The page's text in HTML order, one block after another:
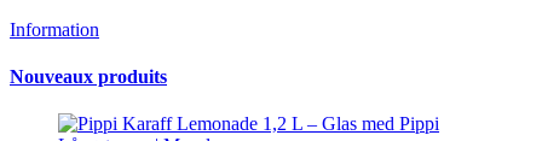
Information
Nouveaux produits